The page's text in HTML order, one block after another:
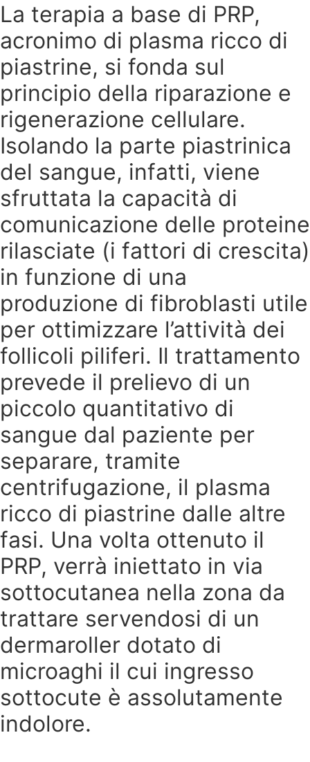
La terapia a base di PRP,
acronimo di plasma ricco di
piastrine, si fonda sul
principio della riparazione e
rigenerazione cellulare.
Isolando la parte piastrinica
del sangue, infatti, viene
sfruttata la capacità di
comunicazione delle proteine
rilasciate (i fattori di crescita)
in funzione di una
produzione di fibroblasti utile
per ottimizzare l’attività dei
follicoli piliferi. Il trattamento
prevede il prelievo di un
piccolo quantitativo di
sangue dal paziente per
separare, tramite
centrifugazione, il plasma
ricco di piastrine dalle altre
fasi. Una volta ottenuto il
PRP, verrà iniettato in via
sottocutanea nella zona da
trattare servendosi di un
dermaroller dotato di
microaghi il cui ingresso
sottocute è assolutamente
indolore.